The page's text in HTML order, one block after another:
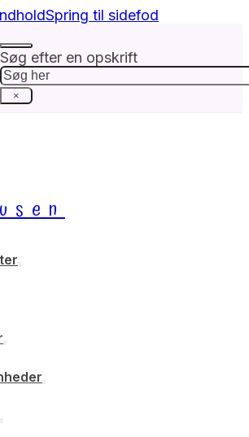
Spring til sidefod
Søg efter en opskrift
Søg
×